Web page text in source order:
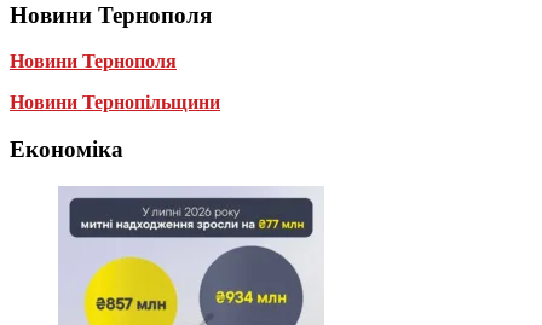
Новини Тернополя
Новини Тернополя
Новини Тернопільщини
Економіка